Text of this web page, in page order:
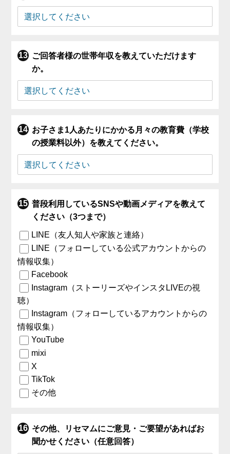
ご回答者様の世帯年収を教えていただけます
か。
お子さま1人あたりにかかる月々の教育費（学校
の授業料以外）を教えてください。
普段利用しているSNSや動画メディアを教えて
ください（3つまで）
LINE（友人知人や家族と連絡）
LINE（フォローしている公式アカウントからの
情報収集）
Facebook
Instagram（ストーリーズやインスタLIVEの視
聴）
Instagram（フォローしているアカウントからの
情報収集）
YouTube
mixi
X
TikTok
その他
その他、リセマムにご意見・ご要望があればお
聞かせください（任意回答）